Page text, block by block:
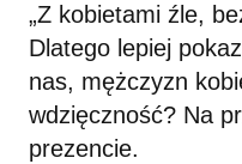
„Z kobietami źle,
Dlatego lepiej
nas, mężczyzn
wdzięczność? Na
prezencie.